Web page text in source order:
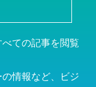
ての記事を閲覧
情報など、ビジ